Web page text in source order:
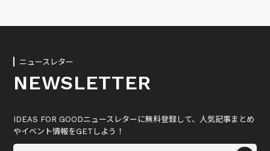
ニュースレター
NEWSLETTER
IDEAS FOR GOODニュースレターに無料登録して、人気記事まとめ
やイベント情報をGETしよう！